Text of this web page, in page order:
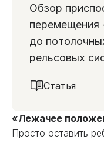
Обзор
перемещения
до
рельсовых
Статья
«Лежачее
Просто оставить